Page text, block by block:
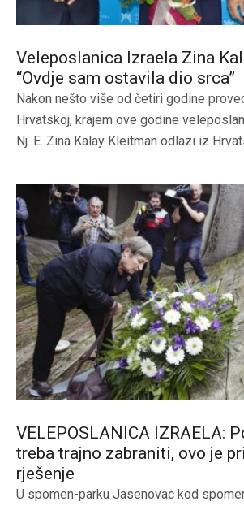
Veleposlanica Izraela Zina
“Ovdje sam ostavila dio srca”
Nakon nešto više od četiri godine
Hrvatskoj, krajem ove godine
Nj. E. Zina Kalay Kleitman odlazi iz
VELEPOSLANICA IZRAELA:
treba trajno zabraniti, ovo je
rješenje
U spomen-parku Jasenovac kod